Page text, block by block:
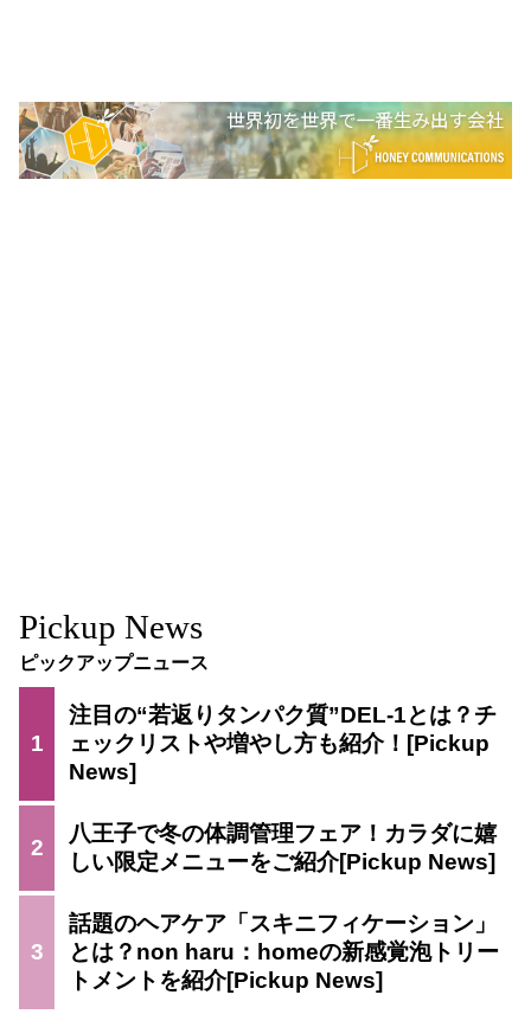
Pickup News
ピックアップニュース
1
注目の“若返りタンパク質”DEL-1とは？チ
ェックリストや増やし方も紹介！
2
八王子で冬の体調管理フェア！カラダに嬉
しい限定メニューをご紹介
3
話題のヘアケア「スキニフィケーション」
とは？non haru：homeの新感覚泡トリー
トメントを紹介